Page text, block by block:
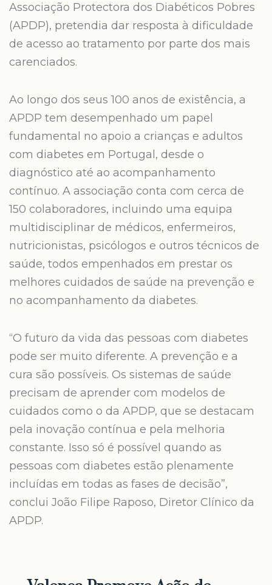
Associação Protectora dos Diabéticos Pobres
(APDP), pretendia dar resposta à dificuldade
de acesso ao tratamento por parte dos mais
carenciados.
Ao longo dos seus 100 anos de existência, a
APDP tem desempenhado um papel
fundamental no apoio a crianças e adultos
com diabetes em Portugal, desde o
diagnóstico até ao acompanhamento
contínuo. A associação conta com cerca de
150 colaboradores, incluindo uma equipa
multidisciplinar de médicos, enfermeiros,
nutricionistas, psicólogos e outros técnicos de
saúde, todos empenhados em prestar os
melhores cuidados de saúde na prevenção e
no acompanhamento da diabetes.
“O futuro da vida das pessoas com diabetes
pode ser muito diferente. A prevenção e a
cura são possíveis. Os sistemas de saúde
precisam de aprender com modelos de
cuidados como o da APDP, que se destacam
pela inovação contínua e pela melhoria
constante. Isso só é possível quando as
pessoas com diabetes estão plenamente
incluídas em todas as fases de decisão”,
conclui João Filipe Raposo, Diretor Clínico da
APDP.